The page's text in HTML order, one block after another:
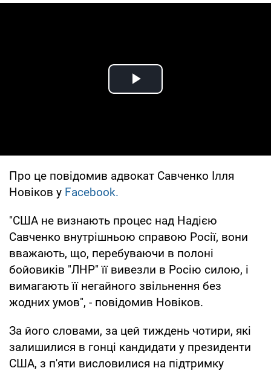
Play Video
Про це повідомив адвокат Савченко Ілля
Новіков у Facebook.
"США не визнають процес над Надією
Савченко внутрішньою справою Росії, вони
вважають, що, перебуваючи в полоні
бойовиків "ЛНР" її вивезли в Росію силою, і
вимагають її негайного звільнення без
жодних умов", - повідомив Новіков.
За його словами, за цей тиждень чотири, які
залишилися в гонці кандидати у президенти
США, з п'яти висловилися на підтримку